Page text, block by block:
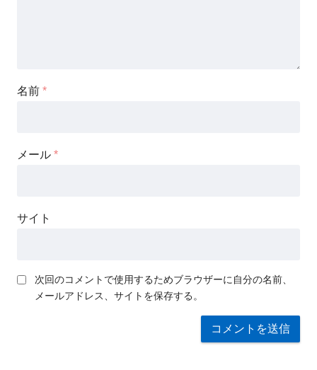
名前 *
メール *
サイト
次回のコメントで使用するためブラウザーに自分の名前、
メールアドレス、サイトを保存する。